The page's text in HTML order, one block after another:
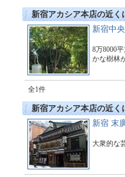
新宿アカシア本店の近く
新宿中
8万8000
かな樹林
全1件
新宿アカシア本店の近く
新宿 末
大衆的な